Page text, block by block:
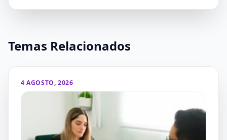
Temas Relacionados
4 AGOSTO, 2026